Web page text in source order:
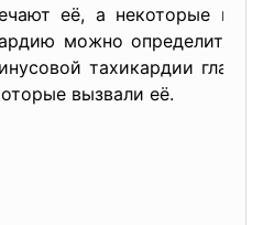
её, а некоторые
можно определить
тахикардии
вызвали её.